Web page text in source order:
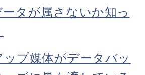
タが属さないか知っ
プ媒体がデータバッ